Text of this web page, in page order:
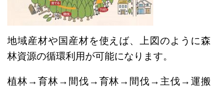
地域産材や国産材を使えば、上図のように森
林資源の循環利用が可能になります。
植林→育林→間伐→育林→間伐→主伐→運搬